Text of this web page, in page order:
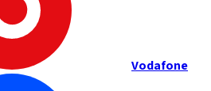
Vodafone